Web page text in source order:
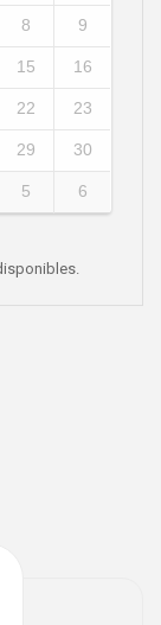
8 9
15 16
22 23
29 30
5 6